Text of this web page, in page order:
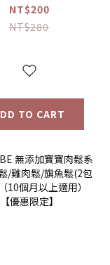
NT$200
NT$280
TO CART